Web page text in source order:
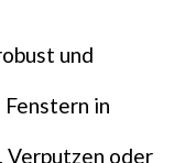
und
in
Verputzen oder